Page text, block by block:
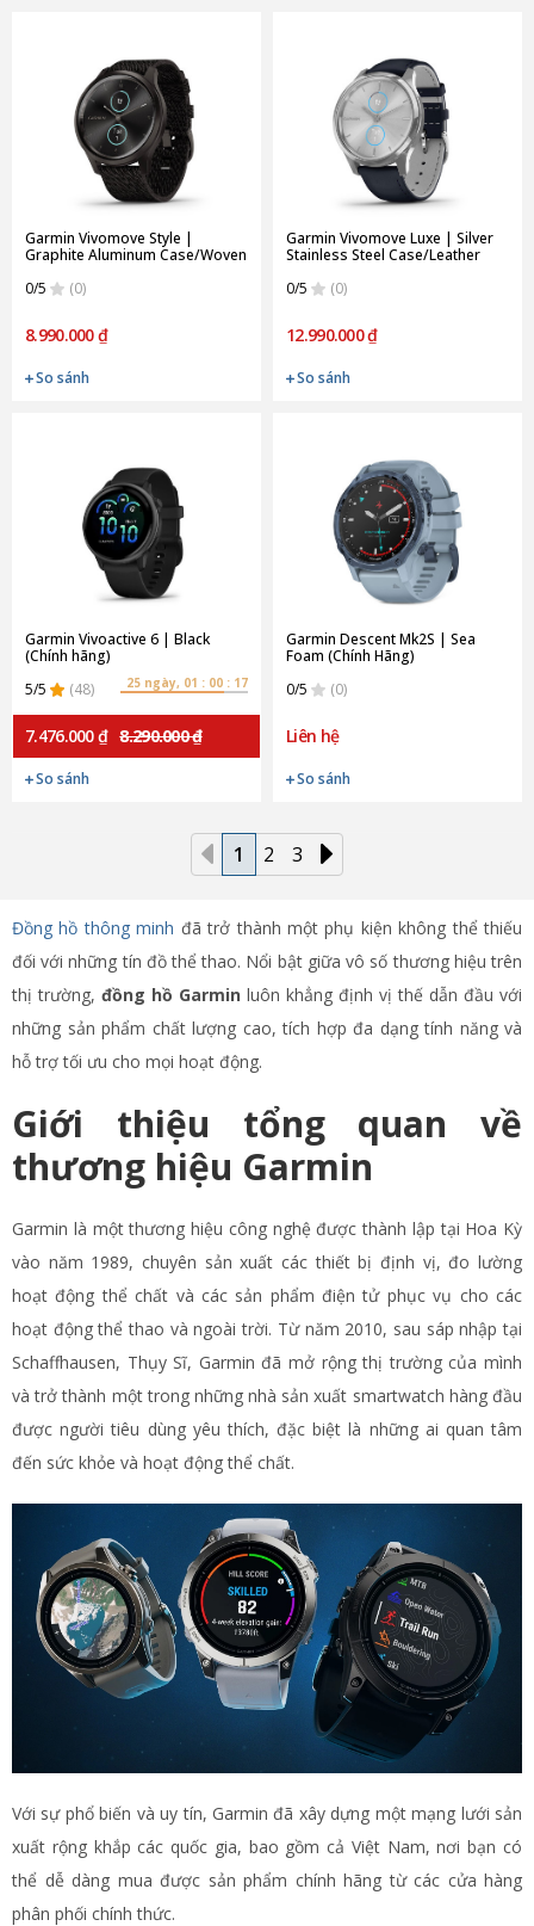
Garmin Vivomove Style |
Graphite Aluminum Case/Woven
0/5
(0)
8.990.000 ₫
So sánh
Garmin Vivomove Luxe | Silver
Stainless Steel Case/Leather
0/5
(0)
12.990.000 ₫
So sánh
Garmin Vivoactive 6 | Black
(Chính hãng)
5/5
(48) 25 ngày, 01 : 00 : 15
7.476.000 ₫ 8.290.000 ₫
So sánh
Garmin Descent Mk2S | Sea
Foam (Chính Hãng)
0/5
(0)
Liên hệ
So sánh
1 2 3
Đồng hồ thông minh đã trở thành một phụ kiện không thể thiếu
đối với những tín đồ thể thao. Nổi bật giữa vô số thương hiệu trên
thị trường, đồng hồ Garmin luôn khẳng định vị thế dẫn đầu với
những sản phẩm chất lượng cao, tích hợp đa dạng tính năng và
hỗ trợ tối ưu cho mọi hoạt động.
Giới thiệu tổng quan về
thương hiệu Garmin
Garmin là một thương hiệu công nghệ được thành lập tại Hoa Kỳ
vào năm 1989, chuyên sản xuất các thiết bị định vị, đo lường
hoạt động thể chất và các sản phẩm điện tử phục vụ cho các
hoạt động thể thao và ngoài trời. Từ năm 2010, sau sáp nhập tại
Schaffhausen, Thụy Sĩ, Garmin đã mở rộng thị trường của mình
và trở thành một trong những nhà sản xuất smartwatch hàng đầu
được người tiêu dùng yêu thích, đặc biệt là những ai quan tâm
đến sức khỏe và hoạt động thể chất.
Với sự phổ biến và uy tín, Garmin đã xây dựng một mạng lưới sản
xuất rộng khắp các quốc gia, bao gồm cả Việt Nam, nơi bạn có
thể dễ dàng mua được sản phẩm chính hãng từ các cửa hàng
phân phối chính thức.